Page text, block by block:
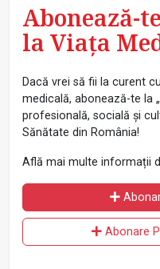
Abonează-te
la Viața
Dacă vrei să fii la curent
medicală, abonează-te la
profesională, socială și
Sănătate din România!
Află mai multe informații
Abonare